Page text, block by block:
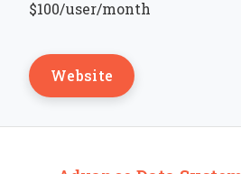
$100/user/month
Website